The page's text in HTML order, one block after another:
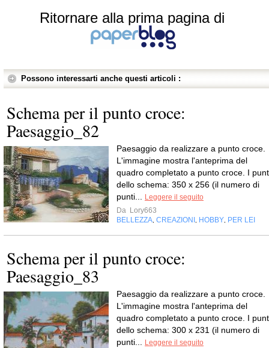
Ritornare alla prima pagina di
Possono interessarti anche questi articoli :
Schema per il punto croce:
Paesaggio_82
Paesaggio da realizzare a punto croce.
L'immagine mostra l'anteprima del
quadro completato a punto croce. I
dello schema: 350 x 256 (il numero di
punti...
Leggere il seguito
Da Lory663
BELLEZZA CREAZIONI HOBBY PER LEI
Schema per il punto croce:
Paesaggio_83
Paesaggio da realizzare a punto croce.
L'immagine mostra l'anteprima del
quadro completato a punto croce. I
dello schema: 300 x 231 (il numero di
punti...
Leggere il seguito